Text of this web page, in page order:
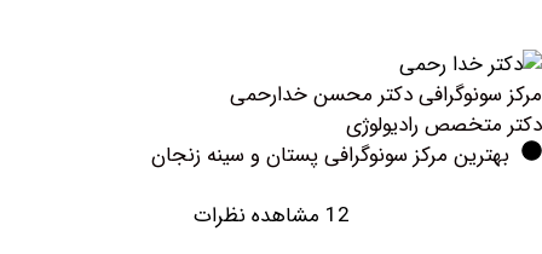
دکتر محسن خدارحمی
رادیولوژی
مرکز سونوگرافی پستان و سینه زنجان